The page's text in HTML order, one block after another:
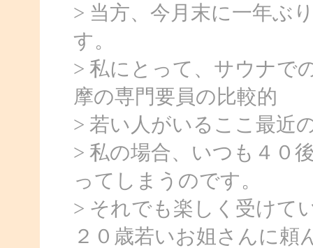
> 当方、今月末に一年ぶ
す。
> 私にとって、サウナで
摩の専門要員の比較的
> 若い人がいるここ最近
> 私の場合、いつも４０
ってしまうのです。
> それでも楽しく受けて
２０歳若いお姐さんに頼